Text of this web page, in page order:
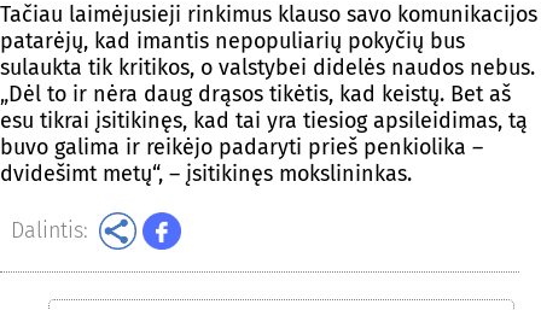
Tačiau laimėjusieji rinkimus klauso savo komunikacijos
patarėjų, kad imantis nepopuliarių pokyčių bus
sulaukta tik kritikos, o valstybei didelės naudos nebus.
„Dėl to ir nėra daug drąsos tikėtis, kad keistų. Bet aš
esu tikrai įsitikinęs, kad tai yra tiesiog apsileidimas, tą
buvo galima ir reikėjo padaryti prieš penkiolika –
dvidešimt metų“, – įsitikinęs mokslininkas.
Dalintis: